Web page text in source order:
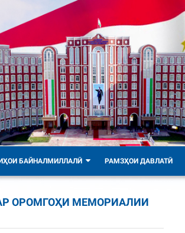
БАЙНАЛМИЛЛАЛӢ РАМЗҲОИ ДАВЛАТӢ
ОРОМГОҲИ МЕМОРИАЛИИ